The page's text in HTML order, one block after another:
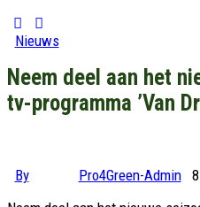
Nieuws
Neem deel aan het
tv-programma ’Van
By Pro4Green-Admin